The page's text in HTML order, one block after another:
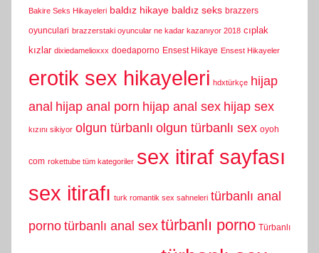
Bakire Seks Hikayeleri baldız hikaye baldız seks brazzers
oyunculari brazzerstaki oyuncular ne kadar kazanıyor 2018 cıplak
kızlar dixiedamelioxxx doedaporno Ensest Hikaye Ensest Hikayeler
erotik sex hikayeleri hdxtürkçe hijap
anal hijap anal porn hijap anal sex hijap sex
kızını sikiyor olgun türbanlı olgun türbanlı sex oyoh
com rokettube tüm kategoriler sex itiraf sayfası
sex itirafı turk romantik sex sahneleri türbanlı anal
porno türbanlı anal sex türbanlı porno Türbanlı